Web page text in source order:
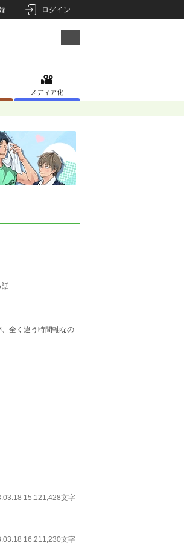
ログイン
メディア化
話
全く違う時間軸なの
15:121,428文字
16:211,230文字